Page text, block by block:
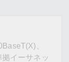
、
イーサネッ